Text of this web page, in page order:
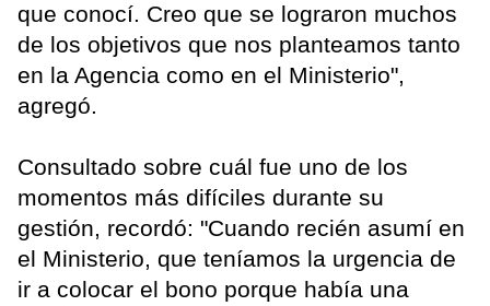
que conocí. Creo que se lograron muchos
de los objetivos que nos planteamos tanto
en la Agencia como en el Ministerio",
agregó.
Consultado sobre cuál fue uno de los
momentos más difíciles durante su
gestión, recordó: "Cuando recién asumí en
el Ministerio, que teníamos la urgencia de
ir a colocar el bono porque había una